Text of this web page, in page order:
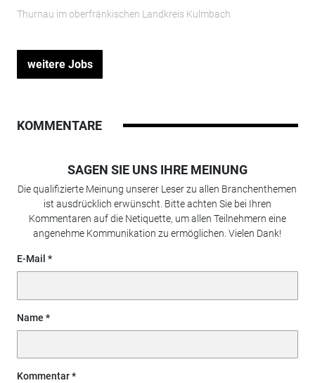
Thurnau im oberfränkischen Landkreis Kulmbach
weitere Jobs
KOMMENTARE
SAGEN SIE UNS IHRE MEINUNG
Die qualifizierte Meinung unserer Leser zu allen Branchenthemen
ist ausdrücklich erwünscht. Bitte achten Sie bei Ihren
Kommentaren auf die Netiquette, um allen Teilnehmern eine
angenehme Kommunikation zu ermöglichen. Vielen Dank!
E-Mail
Name
Kommentar